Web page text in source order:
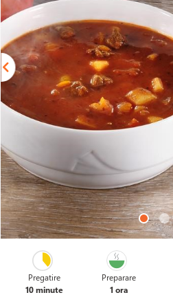
Pregatire
10 minute
Preparare
1 ora